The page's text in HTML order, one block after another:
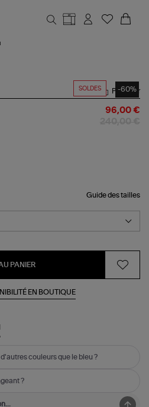
SOLDES -60%
Partager
96,00 €
Guide des tailles
PANIER
EN BOUTIQUE
couleurs que le bleu ?
?